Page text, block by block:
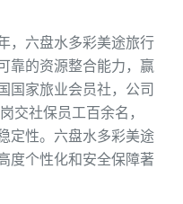
，六盘水多彩美途旅行
靠的资源整合能力，赢
国家旅业会员社，公司
交社保员工百余名，
定性。六盘水多彩美途
度个性化和安全保障著